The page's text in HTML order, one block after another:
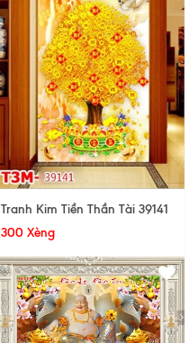
Tranh Kim Tiền Thần Tài 39141
300 Xèng